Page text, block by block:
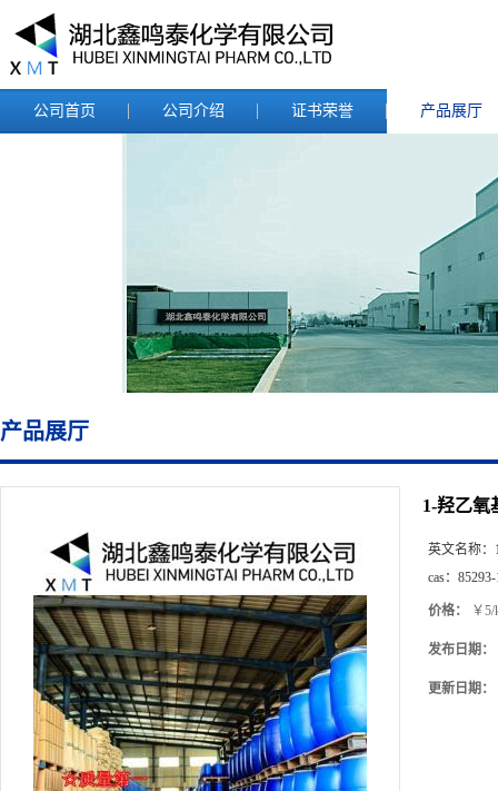
公司首页 公司介绍 证书荣誉 产品展厅
产品展厅
1-羟乙氧
英文名称：
cas：
价格： ￥5/
发布日期：
更新日期：